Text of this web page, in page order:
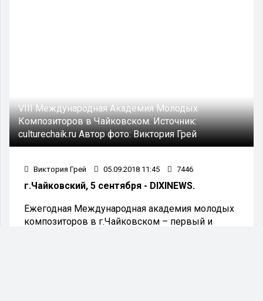
VIII Международная Академия Молодых
Композиторов в Чайковском.Источник:
culturechaik.ruАвтор фото:Виктория Грей
Виктория Грей 05.09.2018 11:45 7446
г.Чайковский, 5 сентября - DIXINEWS.
Ежегодная Международная академия молодых
композиторов в г.Чайковском – первый и